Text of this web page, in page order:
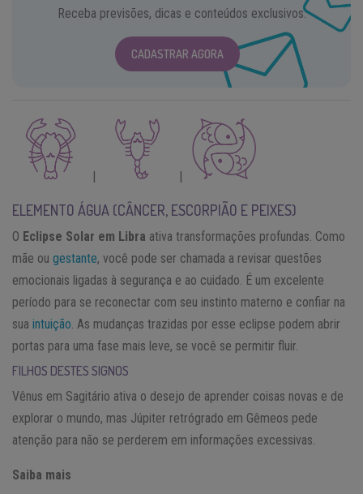
Receba previsões, dicas e conteúdos exclusivos.
CADASTRAR AGORA
ELEMENTO ÁGUA (CÂNCER, ESCORPIÃO E PEIXES)
O Eclipse Solar em Libra ativa transformações profundas. Como
mãe ou gestante, você pode ser chamada a revisar questões
emocionais ligadas à segurança e ao cuidado. É um excelente
período para se reconectar com seu instinto materno e confiar na
sua intuição. As mudanças trazidas por esse eclipse podem abrir
portas para uma fase mais leve, se você se permitir fluir.
FILHOS DESTES SIGNOS
Vênus em Sagitário ativa o desejo de aprender coisas novas e de
explorar o mundo, mas Júpiter retrógrado em Gêmeos pede
atenção para não se perderem em informações excessivas.
Saiba mais